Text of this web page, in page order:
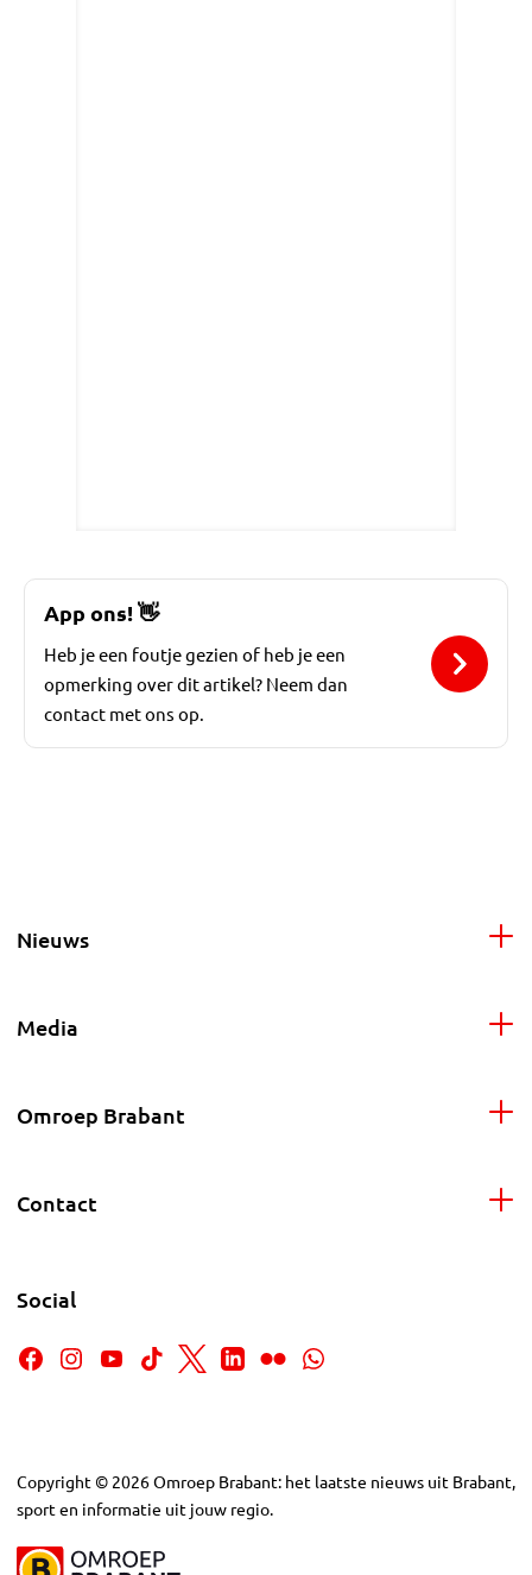
App ons!👋
Heb je een foutje gezien of heb je een
opmerking over dit artikel? Neem dan
contact met ons op.
Nieuws
Media
Omroep Brabant
Contact
Social
Copyright © 2026Omroep Brabant: het laatste nieuws uit Brabant,
sport en informatie uit jouw regio.